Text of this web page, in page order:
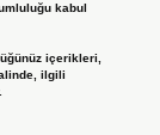
kabul
içerikleri,
ilgili